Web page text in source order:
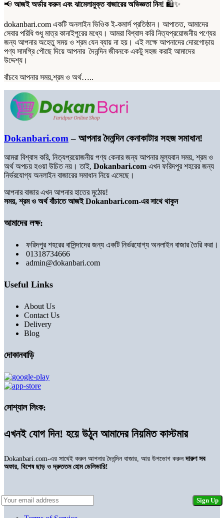
📢 আজই অর্ডার করুন এবং ঝামেলামুক্ত বাজারের অভিজ্ঞতা নিন! 🛍️✨
dokanbari.com একটি অনলাইন ভিওিক ই-কমার্স প্রতিষ্ঠান। আপাতত, আমাদের
সেবার পরিধি শুধু মাত্র কানাইপুরের মধ্যে। আমরা বিশ্বাস করি নিত্যপ্রয়োজনীয় পণ্যের
জন্য আপনার অহেতু সময় ও শ্রম যেন ব্যায় না হয়। এই লক্ষে আপনাদের দোরগোড়ায়
পণ্য সামগ্রি পৌছে দিয়ে আপনার দৈনন্দিন জীবনকে একটু সহজ করাই আমাদের
উদ্দেশ্য।
বাঁচবে আপনার সময়,শ্রম ও অর্থ…..
Dokanbari.com – আপনার দৈনন্দিন কেনাকাটার সহজ সমাধান!
আমরা বিশ্বাস করি, নিত্যপ্রয়োজনীয় পণ্য কেনার জন্য আপনার মূল্যবান সময়, শ্রম ও
অর্থ অপচয় হওয়া উচিত নয়। তাই, Dokanbari.com এখন ফরিদপুর শহরের জন্য
নির্ভরযোগ্য অনলাইন বাজারের সমাধান নিয়ে এসেছে।
আপনার বাজার এখন আপনার হাতের মুঠোয়!
সময়, শ্রম ও অর্থ বাঁচাতে আজই Dokanbari.com-এর সাথে থাকুন
আমাদের লক্ষ:
ফরিদপুর শহরের বাসিন্দাদের জন্য একটি নির্ভরযোগ্য অনলাইন বাজার তৈরি করা।
01318734666
admin@dokanbari.com
Useful Links
About Us
Contact Us
Delivery
Blog
দোকানবাড়ি
সোশ্যাল লিংক:
এখনই যোগ দিন! হয়ে উঠুন আমাদের নিয়মিত কাস্টমার
Dokanbari.com-এর সাথেই করুন আপনার দৈনন্দিন বাজার, আর উপভোগ করুনদারুণ সব
অফার, বিশেষ ছাড় ও দ্রুততম হোম ডেলিভারি!